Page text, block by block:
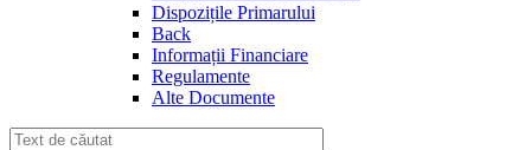
Dispozițile Primarului
Back
Informații Financiare
Regulamente
Alte Documente